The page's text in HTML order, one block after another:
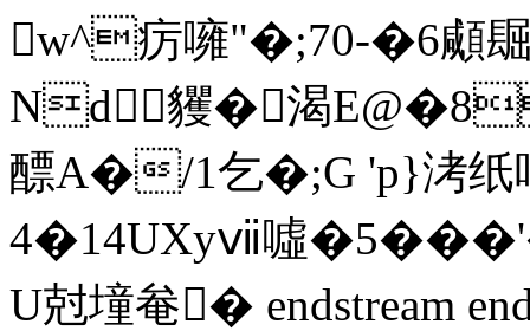
w^疠噰"�;70-�6顑
Nd貜�渴
醥A�/1乞�;G 'p}洘纸
4�14UXyⅶ噓�5�
U尅墥奙� endstream